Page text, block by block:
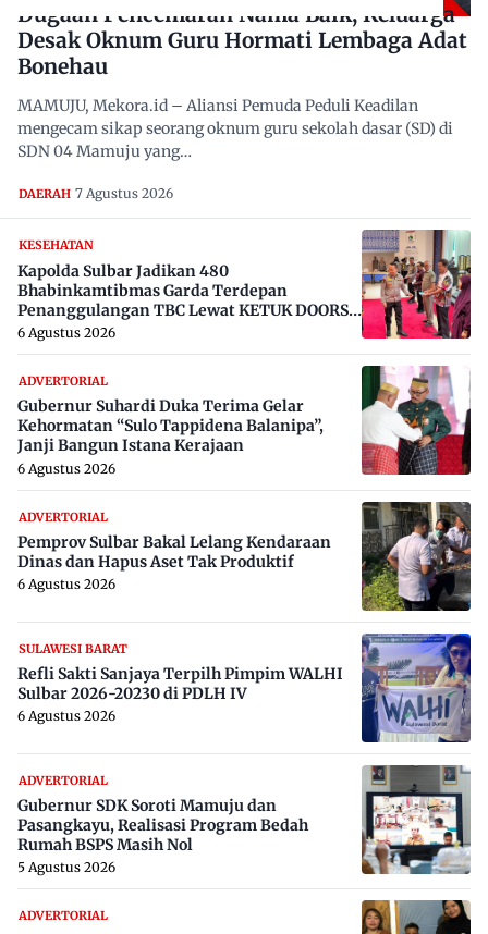
Dugaan Pencemaran Nama Baik, Keluarga
Desak Oknum Guru Hormati Lembaga Adat
Bonehau
MAMUJU, Mekora.id – Aliansi Pemuda Peduli Keadilan
mengecam sikap seorang oknum guru sekolah dasar (SD) di
SDN 04 Mamuju yang…
DAERAH 7 Agustus 2026
KESEHATAN
Kapolda Sulbar Jadikan 480
Bhabinkamtibmas Garda Terdepan
Penanggulangan TBC Lewat KETUK DOORS
di 650 Desa
6 Agustus 2026
ADVERTORIAL
Gubernur Suhardi Duka Terima Gelar
Kehormatan “Sulo Tappidena Balanipa”,
Janji Bangun Istana Kerajaan
6 Agustus 2026
ADVERTORIAL
Pemprov Sulbar Bakal Lelang Kendaraan
Dinas dan Hapus Aset Tak Produktif
6 Agustus 2026
SULAWESI BARAT
Refli Sakti Sanjaya Terpilh Pimpim WALHI
Sulbar 2026-20230 di PDLH IV
6 Agustus 2026
ADVERTORIAL
Gubernur SDK Soroti Mamuju dan
Pasangkayu, Realisasi Program Bedah
Rumah BSPS Masih Nol
5 Agustus 2026
ADVERTORIAL